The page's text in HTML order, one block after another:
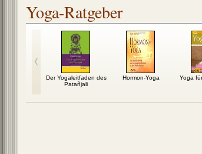
Yoga-Ratgeber
Der Yogaleitfaden des
Patañjali
Hormon-Yoga Yoga